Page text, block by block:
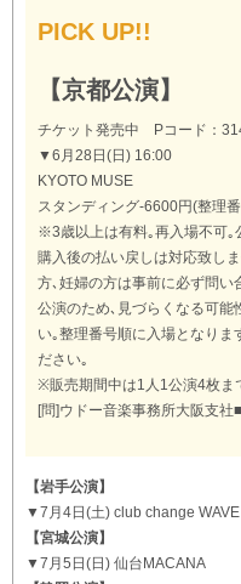
PICK UP!!
【京都公演】
チケット発売中 Pコード：
▼6月28日(日) 16:00
KYOTO MUSE
スタンディング-6600円(整理
※3歳以上は有料｡再入場不可｡
購入後の払い戻しは対応致し
方､妊婦の方は事前に必ず問い
公演のため､見づらくなる可能
い｡整理番号順に入場となりま
ださい｡
※販売期間中は1人1公演4枚ま
[問]ウドー音楽事務所大阪支
【岩手公演】
▼7月4日(土) club change WAVE
【宮城公演】
▼7月5日(日) 仙台MACANA